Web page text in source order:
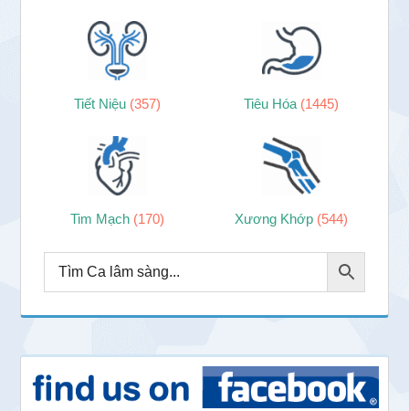
Tiết Niệu (357) Tiêu Hóa (1445)
Tim Mạch (170) Xương Khớp (544)